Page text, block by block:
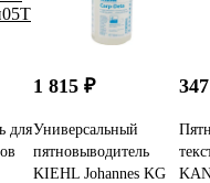
для
1 815 ₽
Универсальный
пятновыводитель
KIEHL Johannes KG